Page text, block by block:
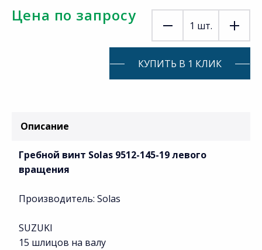
Цена по запросу
1 шт.
КУПИТЬ В 1 КЛИК
Описание
Гребной винт Solas 9512-145-19 левого
вращения
Производитель: Solas
SUZUKI
15 шлицов на валу